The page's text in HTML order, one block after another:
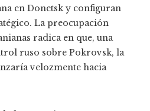
en Donetsk y configuran
La preocupación
radica en que, una
ruso sobre Pokrovsk, la
velozmente hacia